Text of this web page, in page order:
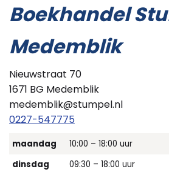
Boekhandel
Medemblik
Nieuwstraat 70
1671 BG Medemblik
medemblik@stumpel.nl
0227-547775
maandag
10:00 – 18:00 uur
dinsdag
09:30 – 18:00 uur